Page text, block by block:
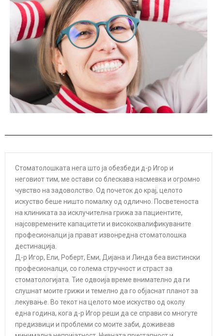
Стоматолошката нега што ја обезбеди д-р Игор и
неговиот тим, ме остави со блескава насмевка и огромно
чувство на задоволство. Од почеток до крај, целото
искуство беше ништо помалку од одлично. Посветеноста
на клиниката за исклучителна грижа за пациентите,
најсовремените капацитети и висококвалификуваните
професионалци ја прават извонредна стоматолошка
дестинација.
Д-р Игор, Ели, Роберт, Еми, Дијана и Линда беа вистински
професионалци, со голема стручност и страст за
стоматологијата. Тие одвоија време внимателно да ги
слушнат моите грижи и темелно да го објаснат планот за
лекување. Во текот на целото мое искуство од околу
една година, кога д-р Игор реши да се справи со многуте
предизвици и проблеми со моите заби, доживеав